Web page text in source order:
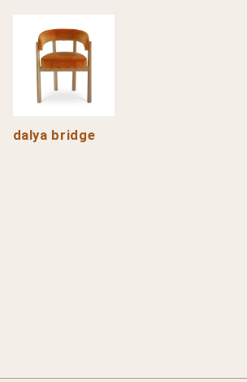
dalya bridge